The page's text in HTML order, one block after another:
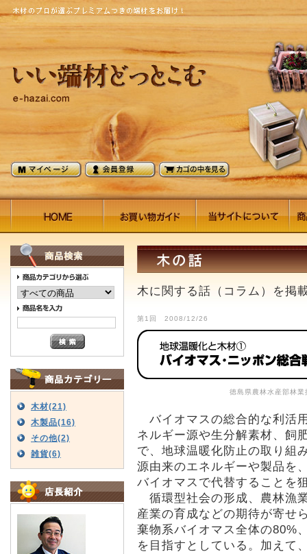
木材(21)
木製品(16)
その他(2)
雑貨(6)
木に関する話（コラム）を掲
第1回 2008/12/26
徳島県農林水産部林
バイオマスの総合的な利活
ネルギー源や生分解素材、飼
で、地球温暖化防止の取り組
源由来のエネルギーや製品を
バイオマスで代替することを
循環型社会の形成、農林漁
産業の育成などの期待が寄せ
棄物系バイオマス全体の80%
を目指すとしている。加えて